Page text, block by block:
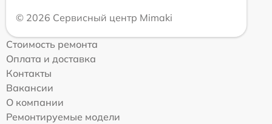
© 2026 Сервисный центр Mimaki
Стоимость ремонта
Оплата и доставка
Контакты
Вакансии
О компании
Ремонтируемые модели